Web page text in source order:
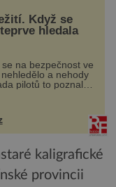
Když se
hledala
na bezpečnost ve
a nehody
pilotů to poznala
s trvalými
i ztrátou
kaligrafické
provincii